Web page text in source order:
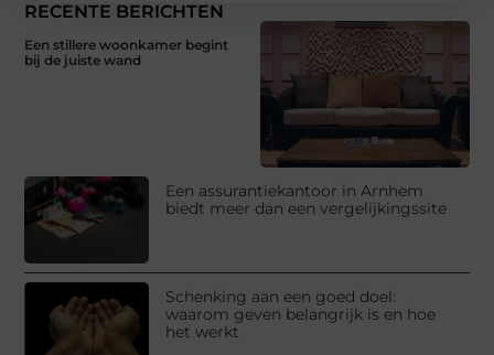
RECENTE BERICHTEN
Een stillere woonkamer begint
bij de juiste wand
Een assurantiekantoor in Arnhem
biedt meer dan een vergelijkingssite
Schenking aan een goed doel:
waarom geven belangrijk is en hoe
het werkt